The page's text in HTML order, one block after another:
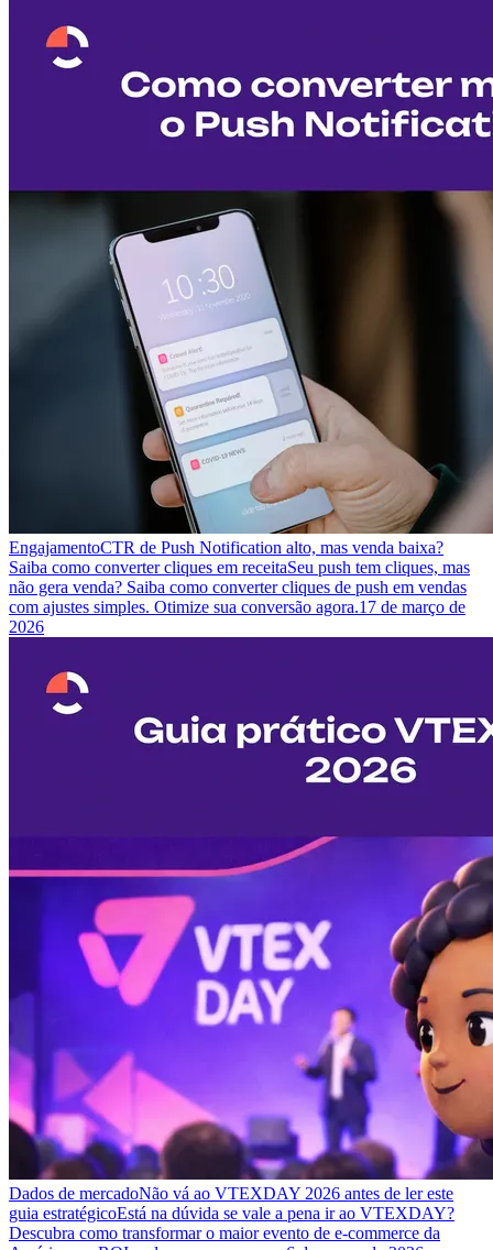
EngajamentoCTR de Push Notification alto, mas venda baixa?
Saiba como converter cliques em receitaSeu push tem cliques, mas
não gera venda? Saiba como converter cliques de push em vendas
com ajustes simples. Otimize sua conversão agora.17 de março de
2026
Dados de mercadoNão vá ao VTEXDAY 2026 antes de ler este
guia estratégicoEstá na dúvida se vale a pena ir ao VTEXDAY?
Descubra como transformar o maior evento de e-commerce da